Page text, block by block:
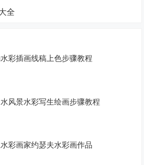
全
彩插画线稿上色步骤教程
风景水彩写生绘画步骤教程
彩画家约瑟夫水彩画作品